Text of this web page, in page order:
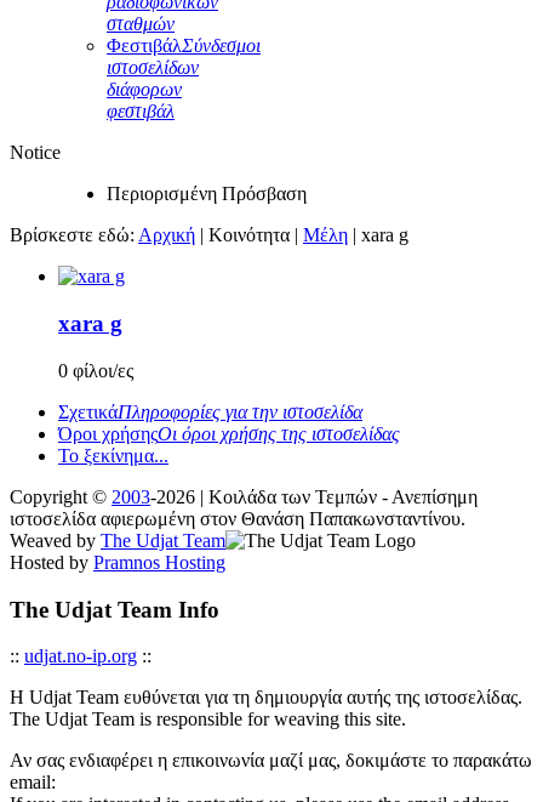
σταθμών
ΦεστιβάλΣύνδεσμοι
ιστοσελίδων
διάφορων
φεστιβάλ
Notice
Περιορισμένη Πρόσβαση
Βρίσκεστε εδώ: Αρχική | Κοινότητα | Μέλη | xara g
xara g
0 φίλοι/ες
ΣχετικάΠληροφορίες για την ιστοσελίδα
Όροι χρήσηςΟι όροι χρήσης της ιστοσελίδας
Το ξεκίνημα...
Copyright © 2003-2026 | Κοιλάδα των Τεμπών - Ανεπίσημη
ιστοσελίδα αφιερωμένη στον Θανάση Παπακωνσταντίνου.
Weaved by The Udjat Team
Hosted by Pramnos Hosting
The Udjat Team Info
:: udjat.no-ip.org ::
Η Udjat Team ευθύνεται για τη δημιουργία αυτής της ιστοσελίδας.
The Udjat Team is responsible for weaving this site.
Αν σας ενδιαφέρει η επικοινωνία μαζί μας, δοκιμάστε το παρακάτω
email: